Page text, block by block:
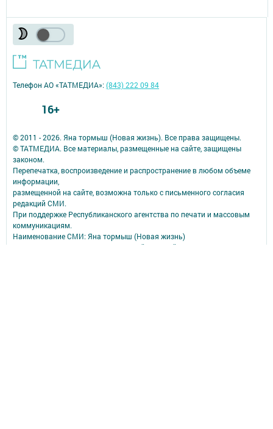
© 2011 - 2026. Яна тормыш (Новая жизнь). Все права защищены.
© ТАТМЕДИА. Все материалы, размещенные на сайте, защищены
законом.
Перепечатка, воспроизведение и распространение в любом объеме
информации,
размещенной на сайте, возможна только с письменного согласия
редакций СМИ.
При поддержке Республиканского агентства по печати и массовым
коммуникациям.
Наименование СМИ: Яна тормыш (Новая жизнь)
СМИ зарегистрировано Федеральной службой по надзору в сфере
Телефон АО «ТАТМЕДИА»:(843) 222 09 84
16+